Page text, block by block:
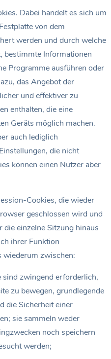
Dabei handelt es sich um
von dem
werden und durch welche
bestimmte Informationen
Programme ausführen oder
das Angebot der
und effektiver zu
enthalten, die eine
Geräts möglich machen.
auch lediglich
die nicht
können einen Nutzer aber
Cookies, die wieder
geschlossen wird und
die einzelne Sitzung hinaus
ihrer Funktion
wiederum zwischen:
sind zwingend erforderlich,
zu bewegen, grundlegende
die Sicherheit einer
sie sammeln weder
noch speichern
werden;